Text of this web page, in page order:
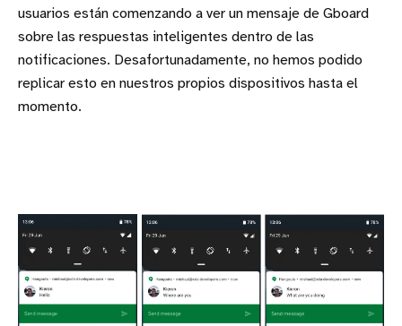
usuarios están comenzando a ver un mensaje de Gboard
sobre las respuestas inteligentes dentro de las
notificaciones. Desafortunadamente, no hemos podido
replicar esto en nuestros propios dispositivos hasta el
momento.